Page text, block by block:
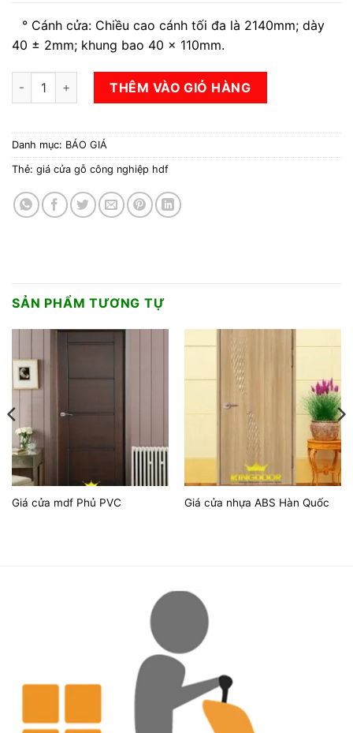
° Cánh cửa: Chiều cao cánh tối đa là 2140mm; dày
40 ± 2mm; khung bao 40 x 110mm.
giá cửa gỗ công nghiệp hdf số lượng
THÊM VÀO GIỎ HÀNG
Danh mục: BÁO GIÁ
Thẻ: giá cửa gỗ công nghiệp hdf
SẢN PHẨM TƯƠNG TỰ
Giá cửa mdf Phủ PVC Giá cửa nhựa ABS Hàn Quốc